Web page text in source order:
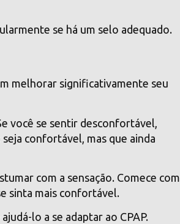
se há um selo adequado.
melhorar significativamente seu
você se sentir desconfortável,
confortável, mas que ainda
com a sensação. Comece com
sinta mais confortável.
lo a se adaptar ao CPAP.